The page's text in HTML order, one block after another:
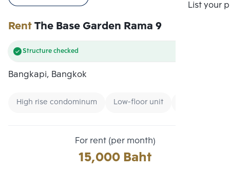
List your
RentThe Base Garden Rama 9
Structure checked
Bangkapi, Bangkok
High rise condominum Low-floor unit
For rent (per month)
15,000 Baht